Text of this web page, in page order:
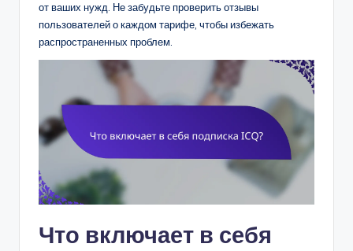
от ваших нужд. Не забудьте проверить отзывы
пользователей о каждом тарифе, чтобы избежать
распространенных проблем.
Что включает в себя